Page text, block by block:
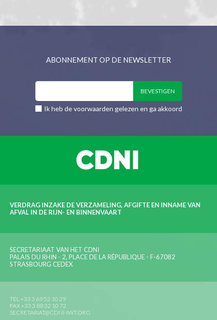
ABONNEMENT OP DE NEWSLETTER
Ik heb de voorwaarden gelezen en ga akkoord
VERDRAG INZAKE DE VERZAMELING, AFGIFTE EN INNAME VAN
AFVAL IN DE RIJN- EN BINNENVAART
SECRETARIAAT VAN HET CDNI
PALAIS DU RHIN - 2, PLACE DE LA RÉPUBLIQUE - F-67082
STRASBOURG CEDEX
TEL +33 3 69 52 10 29
FAX +33 3 88 32 10 72
SECRETARIAT@CDNI-IWT.ORG